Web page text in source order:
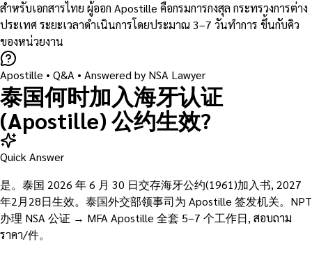
สำหรับเอกสารไทย ผู้ออก Apostille คือกรมการกงสุล กระทรวงการต่าง
ประเทศ ระยะเวลาดำเนินการโดยประมาณ 3–7 วันทำการ ขึ้นกับคิว
ของหน่วยงาน
Apostille • Q&A • Answered by NSA Lawyer
泰国何时加入海牙认证
(Apostille) 公约生效?
Quick Answer
是。泰国 2026 年 6 月 30 日交存海牙公约(1961)加入书, 2027
年2月28日生效。泰国外交部领事司为 Apostille 签发机关。NPT
办理 NSA 公证 → MFA Apostille 全套 5–7 个工作日, สอบถาม
ราคา/件。